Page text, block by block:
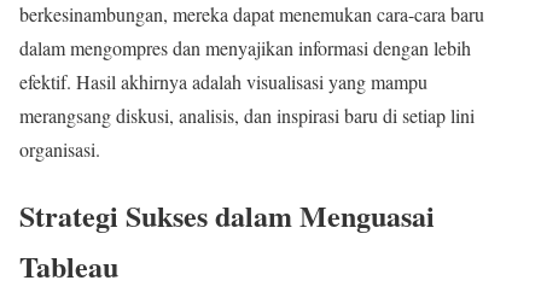
berkesinambungan, mereka dapat menemukan cara-cara baru
dalam mengompres dan menyajikan informasi dengan lebih
efektif. Hasil akhirnya adalah visualisasi yang mampu
merangsang diskusi, analisis, dan inspirasi baru di setiap lini
organisasi.
Strategi Sukses dalam Menguasai
Tableau